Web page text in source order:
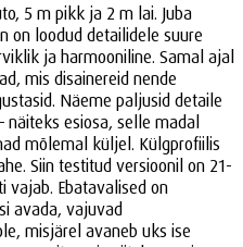
5 m pikk ja 2 m lai. Juba
on loodud detailidele suure
ja harmooniline. Samal ajal
mis disainereid nende
Näeme paljusid detaile
näiteks esiosa, selle madal
mõlemal küljel. Külgprofiilis
Siin testitud versioonil on 21-
vajab. Ebatavalised on
avada, vajuvad
misjärel avaneb uks ise